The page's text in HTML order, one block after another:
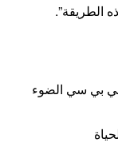
الطريقة”.
بي بي سي الضوء